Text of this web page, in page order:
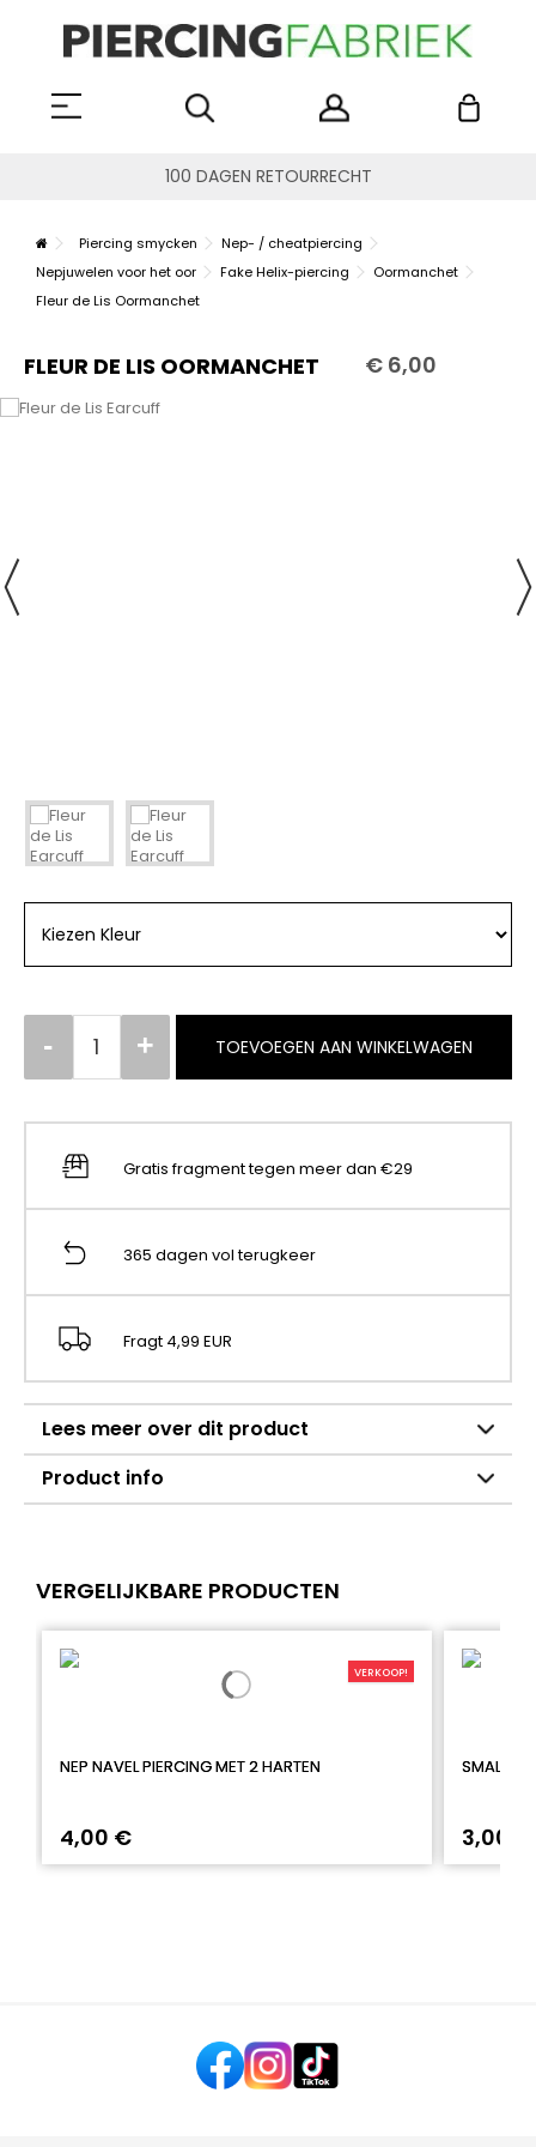
100 DAGEN RETOURRECHT
Piercing smycken
Nep- / cheatpiercing
Nepjuwelen voor het oor
Fake Helix-piercing
Oormanchet
Fleur de Lis Oormanchet
FLEUR DE LIS OORMANCHET € 6,00
TOEVOEGEN AAN WINKELWAGEN
Gratis fragment tegen meer dan €29
365 dagen vol terugkeer
Fragt 4,99 EUR
Lees meer over dit product
Product info
VERGELIJKBARE PRODUCTEN
VERKOOP!
NEP NAVEL PIERCING MET 2 HARTEN
4,00 €
SMALLE
3,00 €